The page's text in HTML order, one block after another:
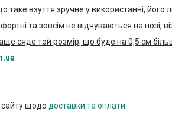
взуття зручне у використанні, його
та зовсім не відчуваються на нозі,
сяде той розмір, що буде на 0,5 см
щодо доставки та оплати.